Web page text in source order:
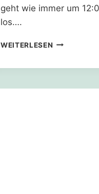
geht wie immer um
los….
WEITERLESEN 24.10.21